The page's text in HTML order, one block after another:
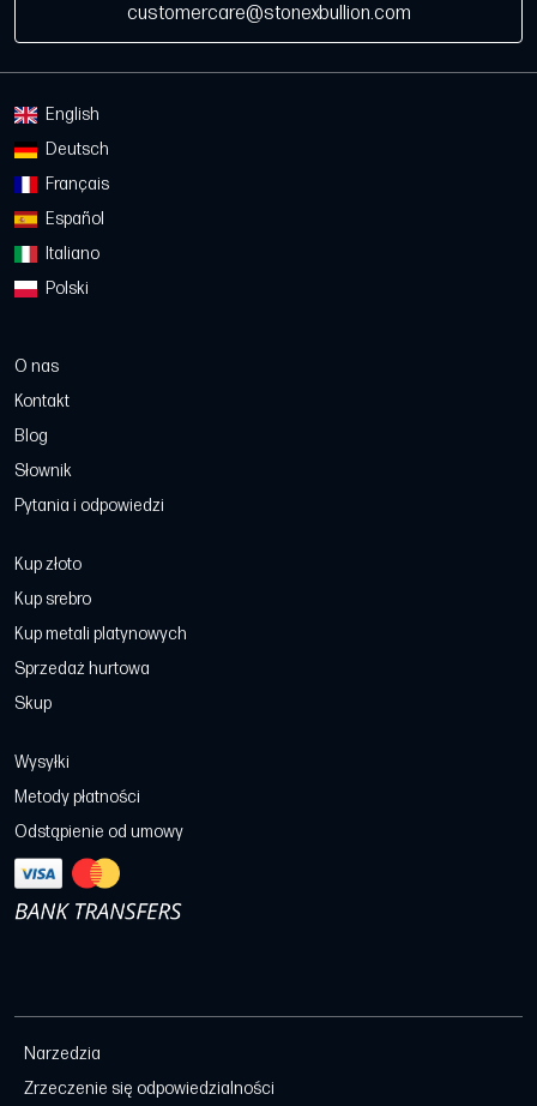
customercare@stonexbullion.com
English
Deutsch
Français
Español
Italiano
Polski
O nas
Kontakt
Blog
Słownik
Pytania i odpowiedzi
Kup złoto
Kup srebro
Kup metali platynowych
Sprzedaż hurtowa
Skup
Wysyłki
Metody płatności
Odstąpienie od umowy
Narzedzia
Zrzeczenie się odpowiedzialności